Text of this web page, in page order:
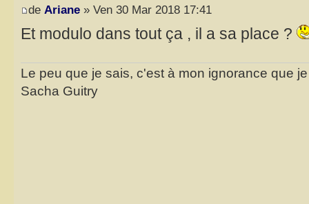
de Ariane » Ven 30 Mar 2018 17:41
Et modulo dans tout ça , il a sa place ?
Le peu que je sais, c'est à mon ignorance que
Sacha Guitry